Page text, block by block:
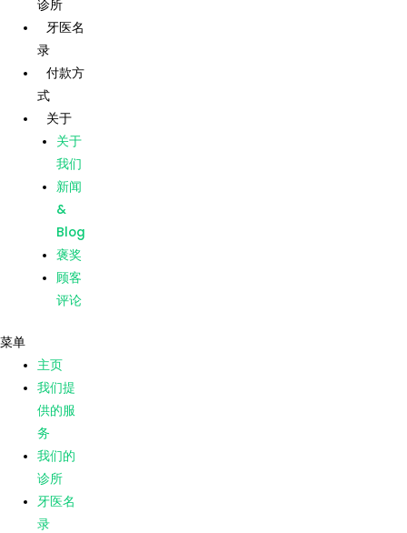
主页
我们提
供的服
务
我们的
诊所
牙医名
付款方
式
关于
新闻
&
Blog
顾客
评论
诊所
牙医名
录
付款方
式
关于
关于
我们
新闻
&
Blog
褒奖
顾客
评论
菜单
主页
我们提
供的服
务
我们的
诊所
牙医名
录